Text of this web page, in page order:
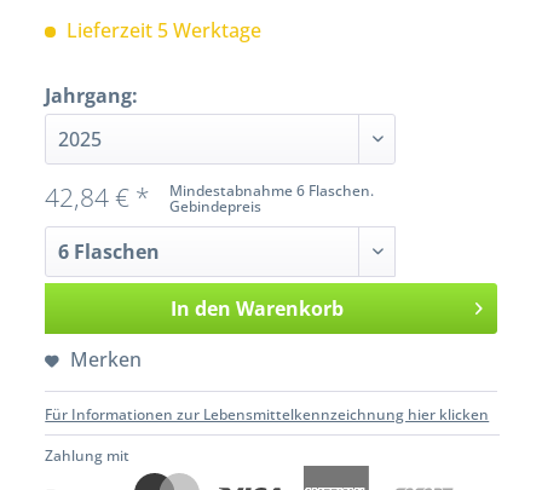
Lieferzeit 5 Werktage
Jahrgang:
Mindestabnahme 6 Flaschen.
Gebindepreis
42,84 € *
In den Warenkorb
Merken
Für Informationen zur Lebensmittelkennzeichnung hier klicken
Zahlung mit